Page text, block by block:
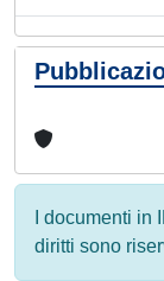
I documenti in
diritti sono